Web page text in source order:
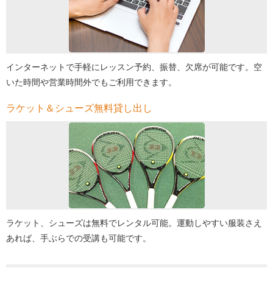
インターネットで手軽にレッスン予約、振替、欠席が可能です。空
いた時間や営業時間外でもご利用できます。
ラケット＆シューズ無料貸し出し
ラケット、シューズは無料でレンタル可能。運動しやすい服装さえ
あれば、手ぶらでの受講も可能です。